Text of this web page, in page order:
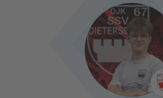
ERGEBNISSE & WETTBEWERBE
SPIELBETRIEB & VERBANDSLEBEN